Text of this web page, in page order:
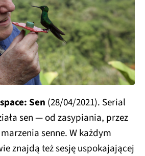
Sen (28/04/2021). Serial
sen — od zasypiania, przez
senne. W każdym
znajdą też sesję uspokajającej